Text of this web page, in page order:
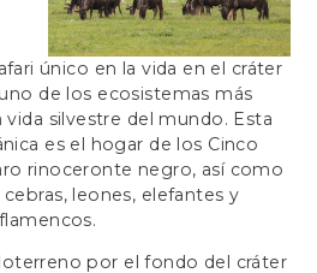
único en la vida en el cráter
de los ecosistemas más
vida silvestre del mundo. Esta
es el hogar de los Cinco
rinoceronte negro, así como
leones, elefantes y
flamencos.
por el fondo del cráter